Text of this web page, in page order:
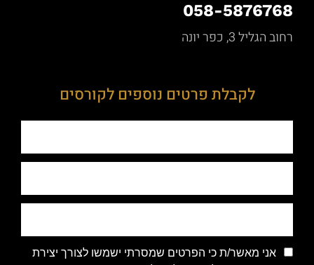
058-5876768
רחוב הגליל 3, כפר יונה
לקבלת פרטים נוספים לקורסים
אני מאשר/ת כי הפרטים שמסרתי ישמשו לצורך יצירת